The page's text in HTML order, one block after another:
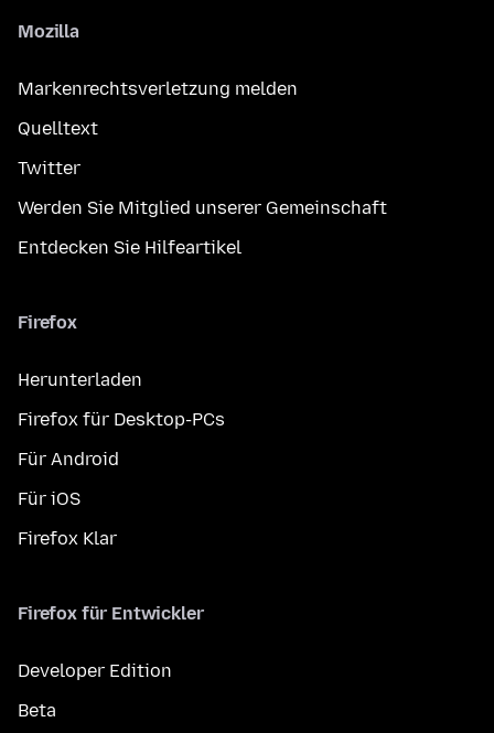
Mozilla
Markenrechtsverletzung melden
Quelltext
Twitter
Werden Sie Mitglied unserer Gemeinschaft
Entdecken Sie Hilfeartikel
Firefox
Herunterladen
Firefox für Desktop-PCs
Für Android
Für iOS
Firefox Klar
Firefox für Entwickler
Developer Edition
Beta